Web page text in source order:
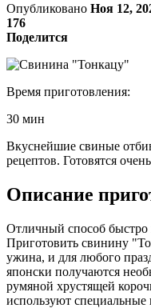
Опубликовано Ноя 12,
176
Поделится
Время приготовления:
30 мин
Вкуснейшие свиные
рецептов. Готовятся
Описание
Отличный способ быстро
Приготовить свинину
ужина, и для любого
японски получаются
румяной хрустящей
используют